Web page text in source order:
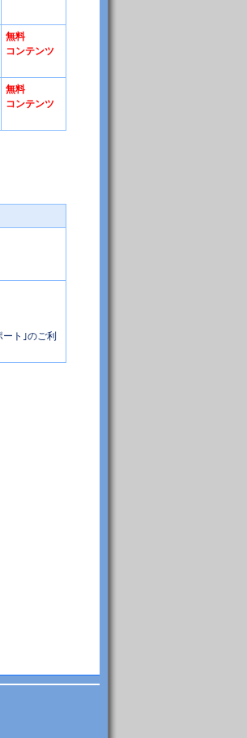
無料
コンテンツ
無料
コンテンツ
ト｣のご利